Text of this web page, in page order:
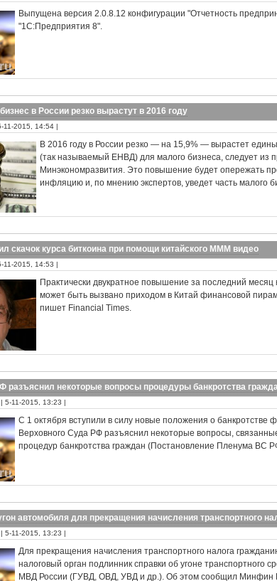
Выпущена версия 2.0.8.12 конфигурации "Отчетность
"1С:Предприятия 8".
в России резко вырастут в 2016 году
11-2015, 14:54 |
В 2016 году в России резко — на 15,9% — вырастет
(так называемый ЕНВД) для малого бизнеса, следует из
Минэкономразвития. Это повышение будет опережать
инфляцию и, по мнению экспертов, уведет часть малого
скачок курса биткоина при помощи китайского МММ видео
11-2015, 14:53 |
Практически двукратное повышение за последний месяц
может быть вызвано приходом в Китай финансовой
пишет Financial Times.
разъяснил некоторые вопросы процедуры банкротства
| 5-11-2015, 13:23 |
С 1 октября вступили в силу новые положения о банкротстве
Верховного Суда РФ разъяснил некоторые вопросы,
процедур банкротства граждан (Постановление Пленума ВС
автомобиля для прекращения начисления транспортного
| 5-11-2015, 13:23 |
Для прекращения начисления транспортного налога
налоговый орган подлинник справки об угоне транспортного
МВД России (ГУВД, ОВД, УВД и др.). Об этом сообщил Минфин